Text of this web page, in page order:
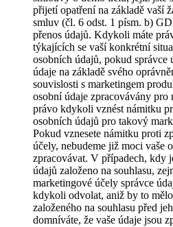
přijetí opatření na základě vaší
smluv (čl. 6 odst. 1 písm. b)
přenos údajů. Kdykoli máte
týkajících se vaší konkrétní
osobních údajů, pokud správce
údaje na základě svého
souvislosti s marketingem
osobní údaje zpracovávány pro
právo kdykoli vznést námitku
osobních údajů pro takový
Pokud vznesete námitku proti
účely, nebudeme již moci vaše
zpracovávat. V případech, kdy
údajů založeno na souhlasu,
marketingové účely správce
kdykoli odvolat, aniž by to
založeného na souhlasu před
domníváte, že vaše údaje jsou